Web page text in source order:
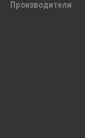
Производители